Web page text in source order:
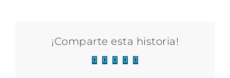
¡Comparte esta historia!
Facebook
X LinkedIn
WhatsApp
Correo